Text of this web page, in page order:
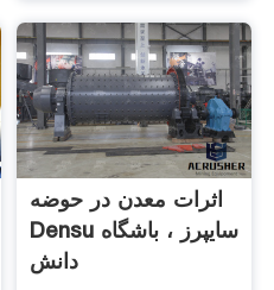
اثرات معدن در حوضه
Densu سایپرز ، باشگاه
دانش